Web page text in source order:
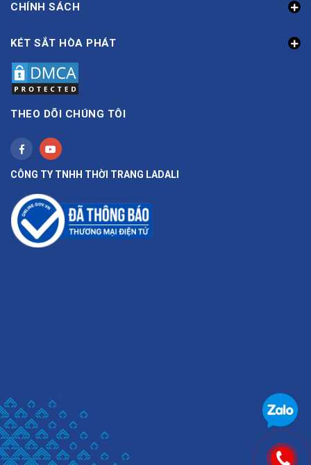
CHÍNH SÁCH
KÉT SẮT HÒA PHÁT
THEO DÕI CHÚNG TÔI
CÔNG TY TNHH THỜI TRANG LADALI